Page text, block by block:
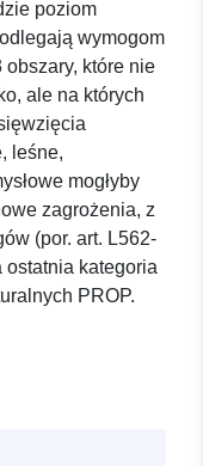
poziom
wymogom
które nie
ale na których
leśne,
mogłyby
zagrożenia, z
(por. art. L562-
ostatnia kategoria
PROP.